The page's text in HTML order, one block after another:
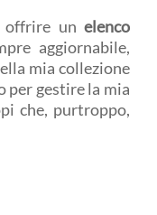
offrire un elenco
aggiornabile,
mia collezione
per gestire la mia
che, purtroppo,